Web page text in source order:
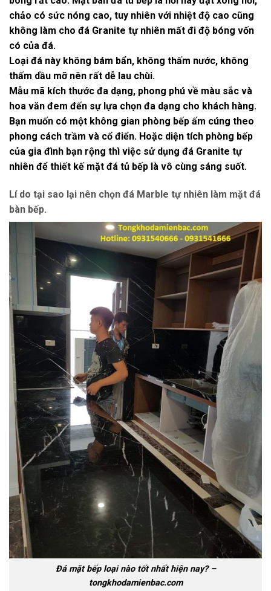
chảo có sức nóng cao, tuy nhiên với nhiệt độ cao cũng
không làm cho đá Granite tự nhiên mất đi độ bóng vốn
có của đá.
Loại đá này không bám bẩn, không thấm nước, không
thấm dầu mỡ nên rất dễ lau chùi.
Mẫu mã kích thước đa dạng, phong phú về màu sắc và
hoa văn đem đến sự lựa chọn đa dạng cho khách hàng.
Bạn muốn có một không gian phòng bếp ấm cúng theo
phong cách trầm và cổ điển. Hoặc diện tích phòng bếp
của gia đình bạn rộng thì việc sử dụng đá Granite tự
nhiên để thiết kế mặt đá tủ bếp là vô cùng sáng suốt.
Lí do tại sao lại nên chọn đá Marble tự nhiên làm mặt đá
bàn bếp.
Đá mặt bếp loại nào tốt nhất hiện nay? –
tongkhodamienbac.com